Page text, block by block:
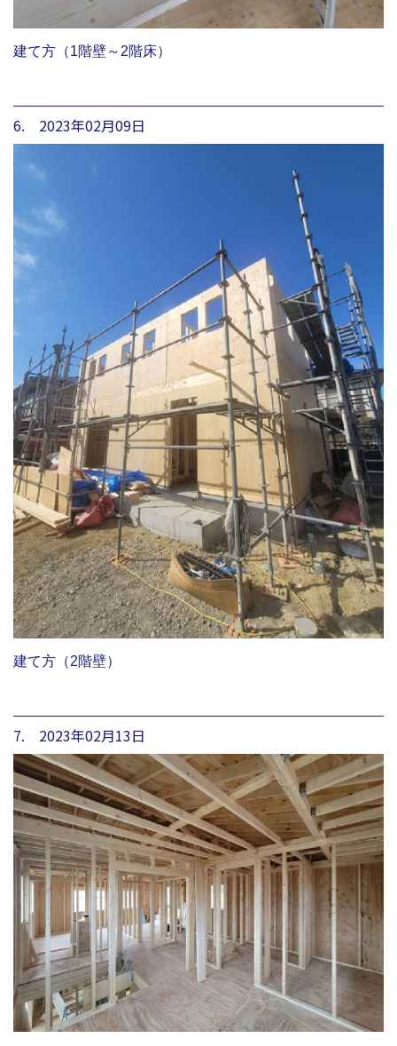
建て方（1階壁～2階床）
6. 2023年02月09日
建て方（2階壁）
7. 2023年02月13日